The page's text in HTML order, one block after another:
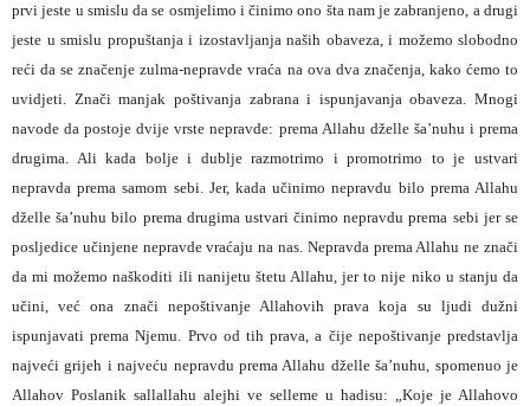
prvi jeste u smislu da se osmjelimo i činimo ono šta nam je zabranjeno, a drugi
jeste u smislu propuštanja i izostavljanja naših obaveza, i možemo slobodno
reći da se značenje zulma-nepravde vraća na ova dva značenja, kako ćemo to
uvidjeti. Znači manjak poštivanja zabrana i ispunjavanja obaveza. Mnogi
navode da postoje dvije vrste nepravde: prema Allahu dželle ša’nuhu i prema
drugima. Ali kada bolje i dublje razmotrimo i promotrimo to je ustvari
nepravda prema samom sebi. Jer, kada učinimo nepravdu bilo prema Allahu
dželle ša’nuhu bilo prema drugima ustvari činimo nepravdu prema sebi jer se
posljedice učinjene nepravde vraćaju na nas. Nepravda prema Allahu ne znači
da mi možemo naškoditi ili nanijetu štetu Allahu, jer to nije niko u stanju da
učini, već ona znači nepoštivanje Allahovih prava koja su ljudi dužni
ispunjavati prema Njemu. Prvo od tih prava, a čije nepoštivanje predstavlja
najveći grijeh i najveću nepravdu prema Allahu dželle ša’nuhu, spomenuo je
Allahov Poslanik sallallahu alejhi ve selleme u hadisu: „Koje je Allahovo